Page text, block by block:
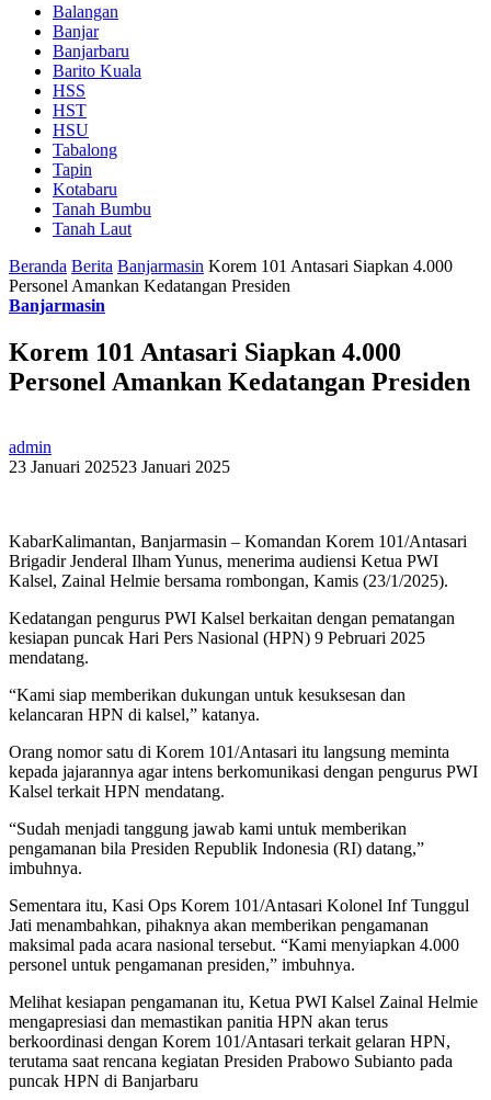
Balangan
Banjar
Banjarbaru
Barito Kuala
HSS
HST
HSU
Tabalong
Tapin
Kotabaru
Tanah Bumbu
Tanah Laut
Beranda Berita Banjarmasin Korem 101 Antasari Siapkan 4.000
Personel Amankan Kedatangan Presiden
Banjarmasin
Korem 101 Antasari Siapkan 4.000
Personel Amankan Kedatangan Presiden
admin
23 Januari 202523 Januari 2025
KabarKalimantan, Banjarmasin – Komandan Korem 101/Antasari
Brigadir Jenderal Ilham Yunus, menerima audiensi Ketua PWI
Kalsel, Zainal Helmie bersama rombongan, Kamis (23/1/2025).
Kedatangan pengurus PWI Kalsel berkaitan dengan pematangan
kesiapan puncak Hari Pers Nasional (HPN) 9 Pebruari 2025
mendatang.
“Kami siap memberikan dukungan untuk kesuksesan dan
kelancaran HPN di kalsel,” katanya.
Orang nomor satu di Korem 101/Antasari itu langsung meminta
kepada jajarannya agar intens berkomunikasi dengan pengurus PWI
Kalsel terkait HPN mendatang.
“Sudah menjadi tanggung jawab kami untuk memberikan
pengamanan bila Presiden Republik Indonesia (RI) datang,”
imbuhnya.
Sementara itu, Kasi Ops Korem 101/Antasari Kolonel Inf Tunggul
Jati menambahkan, pihaknya akan memberikan pengamanan
maksimal pada acara nasional tersebut. “Kami menyiapkan 4.000
personel untuk pengamanan presiden,” imbuhnya.
Melihat kesiapan pengamanan itu, Ketua PWI Kalsel Zainal Helmie
mengapresiasi dan memastikan panitia HPN akan terus
berkoordinasi dengan Korem 101/Antasari terkait gelaran HPN,
terutama saat rencana kegiatan Presiden Prabowo Subianto pada
puncak HPN di Banjarbaru